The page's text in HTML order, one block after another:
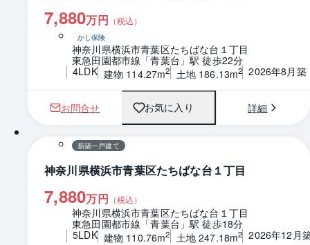
7,880万円 （税込）
かし保険
神奈川県横浜市青葉区たちばな台１丁目
東急田園都市線「青葉台」駅 徒歩22分
4LDK 建物 114.27m2 土地 186.13m2 2026年8月築
お問合せ お気に入り 詳細
1 / 0 間取り
新築一戸建て
神奈川県横浜市青葉区たちばな台１丁目
7,880万円 （税込）
神奈川県横浜市青葉区たちばな台１丁目
東急田園都市線「青葉台」駅 徒歩18分
5LDK 建物 110.76m2 土地 247.18m2 2026年12月